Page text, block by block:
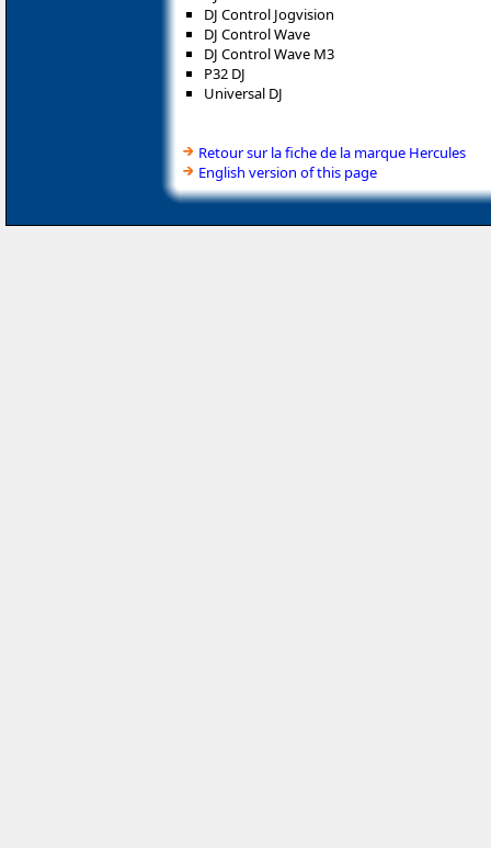
DJ Control Jogvision
DJ Control Wave
DJ Control Wave M3
P32 DJ
Universal DJ
Retour sur la fiche de la marque Hercules
English version of this page